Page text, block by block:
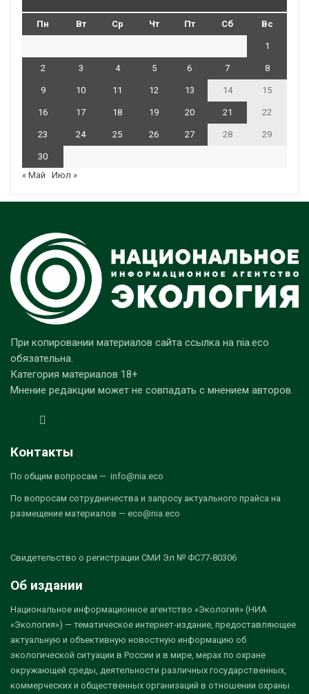
Пн Вт Ср Чт Пт Сб Вс
1
2 3 4 5 6 7 8
9 10 11 12 13 14 15
16 17 18 19 20 21 22
23 24 25 26 27 28 29
30
« Май
Июл »
При копировании материалов сайта ссылка на nia.eco
обязательна.
Категория материалов 18+
Мнение редакции может не совпадать с мнением авторов.
Контакты
По общим вопросам — info@nia.eco
По вопросам сотрудничества и запросу актуального прайса на
размещение материалов — eco@nia.eco
Свидетельство о регистрации СМИ Эл № ФС77-80306
Об издании
Национальное информационное агентство «Экология» (НИА
«Экология») — тематическое интернет-издание, предоставляющее
актуальную и объективную новостную информацию об
экологической ситуации в России и в мире, мерах по охране
окружающей среды, деятельности различных государственных,
коммерческих и общественных организаций в отношении охраны